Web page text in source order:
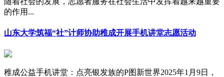
的作用...
山东大学筑福“社”计师协助稚成开展手机讲堂志愿活动
稚成公益手机讲堂：点亮银发族的P图新世界2025年1月9日，